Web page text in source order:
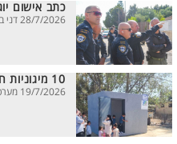
כתב אישום
28/7/2026 דני ברנר
10 מיגוניות חדשות הוצבו ביישובי המועצה האזורית עמק יזרעאל
19/7/2026 מערכת היום בעמק